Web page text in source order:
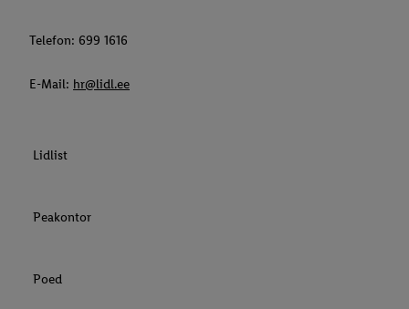
Telefon: 699 1616
E-Mail: hr@lidl.ee
Lidlist
Peakontor
Poed